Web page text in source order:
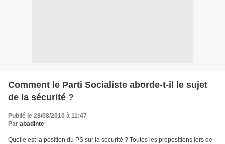
Comment le Parti Socialiste aborde-t-il le sujet
de la sécurité ?
Publié le 28/08/2010 à 11:47
Par abadinte
Quelle est la position du PS sur la sécurité ? Toutes les propositions lors de